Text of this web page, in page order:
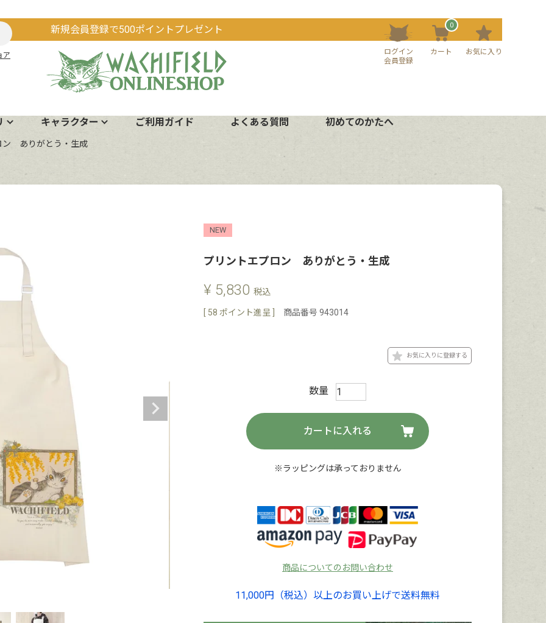
新規会員登録で500ポイントプレゼント
ア
ログイン
会員登録
カート
0
お気に入り
キャラクター ご利用ガイド よくある質問 初めてのかたへ
ン ありがとう・生成
NEW
プリントエプロン ありがとう・生成
¥ 5,830 税込
58 ポイント進呈 ] 商品番号 943014
お気に入りに登録する
カートに入れる
※ラッピングは承っておりません
商品についてのお問い合わせ
11,000円（税込）以上のお買い上げで送料無料